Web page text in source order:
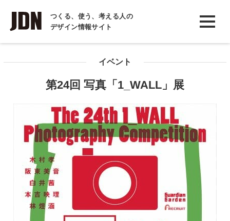
つくる、使う、考える人の
デザイン情報サイト
INTERVIEW
インタビュー
コラム
イベント
第24回 写真「1_WALL」展